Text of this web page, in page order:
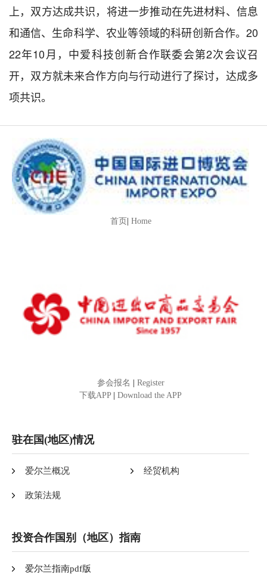
上，双方达成共识，将进一步推动在先进材料、信息
和通信、生命科学、农业等领域的科研创新合作。20
22年10月，中爱科技创新合作联委会第2次会议召
开，双方就未来合作方向与行动进行了探讨，达成多
项共识。
首页| Home
参会报名
Register
下载APP
Download the APP
驻在国(地区)情况
爱尔兰概况 经贸机构
政策法规
投资合作国别（地区）指南
爱尔兰指南pdf版